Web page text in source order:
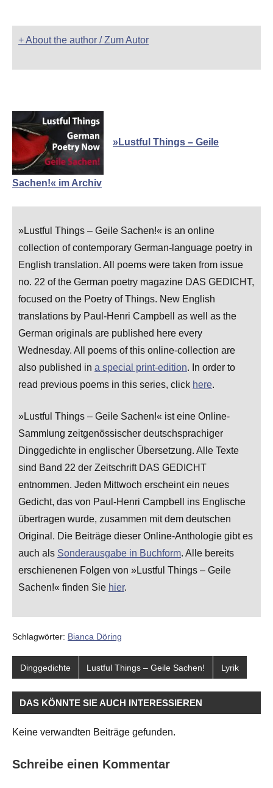
+ About the author / Zum Autor
»Lustful Things – Geile
Sachen!« im Archiv
»Lustful Things – Geile Sachen!« is an online
collection of contemporary German-language poetry in
English translation. All poems were taken from issue
no. 22 of the German poetry magazine DAS GEDICHT,
focused on the Poetry of Things. New English
translations by Paul-Henri Campbell as well as the
German originals are published here every
Wednesday. All poems of this online-collection are
also published in a special print-edition. In order to
read previous poems in this series, click here.
»Lustful Things – Geile Sachen!« ist eine Online-
Sammlung zeitgenössischer deutschsprachiger
Dinggedichte in englischer Übersetzung. Alle Texte
sind Band 22 der Zeitschrift DAS GEDICHT
entnommen. Jeden Mittwoch erscheint ein neues
Gedicht, das von Paul-Henri Campbell ins Englische
übertragen wurde, zusammen mit dem deutschen
Original. Die Beiträge dieser Online-Anthologie gibt es
auch als Sonderausgabe in Buchform. Alle bereits
erschienenen Folgen von »Lustful Things – Geile
Sachen!« finden Sie hier.
Schlagwörter: Bianca Döring
Dinggedichte Lustful Things – Geile Sachen! Lyrik
DAS KÖNNTE SIE AUCH INTERESSIEREN
Keine verwandten Beiträge gefunden.
Schreibe einen Kommentar